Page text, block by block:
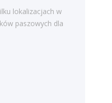
na terenie
lokalizacjach w
paszowych dla